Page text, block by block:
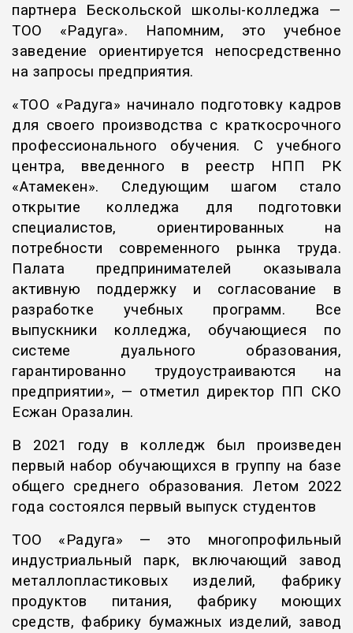
партнера Бескольской школы-колледжа —
ТОО «Радуга». Напомним, это учебное
заведение ориентируется непосредственно
на запросы предприятия.
«ТОО «Радуга» начинало подготовку кадров
для своего производства с краткосрочного
профессионального обучения. С учебного
центра, введенного в реестр НПП РК
«Атамекен». Следующим шагом стало
открытие колледжа для подготовки
специалистов, ориентированных на
потребности современного рынка труда.
Палата предпринимателей оказывала
активную поддержку и согласование в
разработке учебных программ. Все
выпускники колледжа, обучающиеся по
системе дуального образования,
гарантированно трудоустраиваются на
предприятии», — отметил директор ПП СКО
Есжан Оразалин.
В 2021 году в колледж был произведен
первый набор обучающихся в группу на базе
общего среднего образования. Летом 2022
года состоялся первый выпуск студентов
ТОО «Радуга» — это многопрофильный
индустриальный парк, включающий завод
металлопластиковых изделий, фабрику
продуктов питания, фабрику моющих
средств, фабрику бумажных изделий, завод